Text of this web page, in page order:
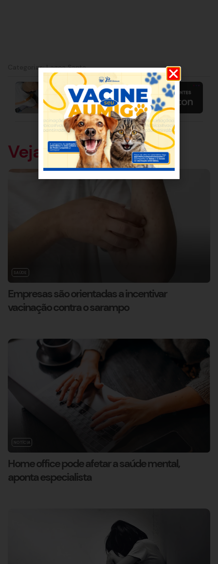
Categorias:Lagoa Santa
Veja também
SAÚDE
Empresas são orientadas a incentivar
vacinação contra o sarampo
NOTÍCIA
Home office pode afetar a saúde mental,
aponta especialista